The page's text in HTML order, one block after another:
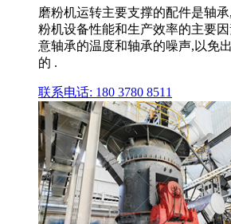
磨粉机运转主要支撑的配件是轴
粉机设备性能和生产效率的主要
意轴承的温度和轴承的噪声,以免
的 .
联系电话: 180 3780 8511